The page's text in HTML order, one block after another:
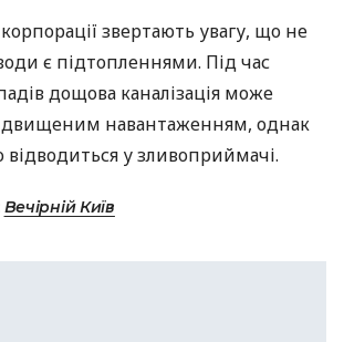
звертають увагу, що не
є підтопленнями. Під час
дощова каналізація може
навантаженням, однак
відводиться у зливоприймачі.
Вечірній Київ